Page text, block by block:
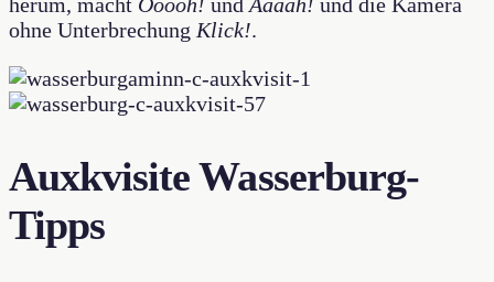
ohne Unterbrechung Klick!.
Auxkvisite Wasserburg-
Tipps